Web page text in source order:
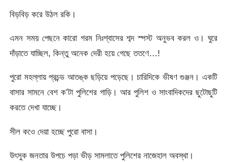
বিড়বিড় করে উঠল রকি।
এমন সময় পেছনে কারো গরম নিঃশ্বাসের শব্দ স্পস্ট অনুভব করল ও। ঘুরে
দাঁড়াতে যাচ্ছিল, কিন্তু অনেক দেরী হয়ে গেছে ততণে…!
পুরো মহল্লায় প্রচন্ড আতঙ্ক ছড়িয়ে পড়েছে। চারিদিকে ভীষণ গুঞ্জন। একটি
বাসার সামনে বেশ ক’টা পুলিশের গাড়ি। আর পুলিশ ও সাংবাদিকদের ছুটোছুটি
করতে দেখা যাচ্ছে।
সীল কওে দেয়া হচ্ছে পুরো বাসা।
উৎসুক জনতার উপচে পড়া ভীড় সামলাতে পুলিশের নাজেহাল অবস্থা।